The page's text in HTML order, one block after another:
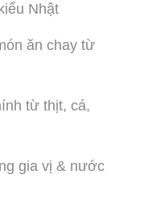
Nhật
ăn chay từ
từ thịt, cá,
gia vị & nước